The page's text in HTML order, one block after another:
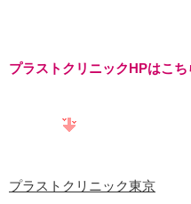
プラストクリニックHPはこち
プラストクリニック東京